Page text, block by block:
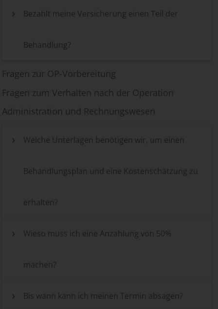
Bezahlt meine Versicherung einen Teil der
Behandlung?
Fragen zur OP-Vorbereitung
Fragen zum Verhalten nach der Operation
Administration und Rechnungswesen
Welche Unterlagen benötigen wir, um einen
Behandlungsplan und eine Kostenschätzung zu
erhalten?
Wieso muss ich eine Anzahlung von 50%
machen?
Bis wann kann ich meinen Termin absagen?